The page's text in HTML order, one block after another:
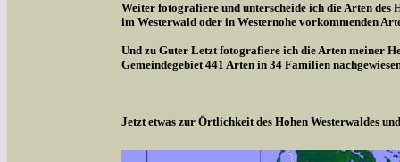
Weiter fotografiere und unterscheide ich die Arten des
im Westerwald oder in Westernohe vorkommenden
Und zu Guter Letzt fotografiere ich die Arten meiner
Gemeindegebiet 441 Arten in 34 Familien
Jetzt etwas zur Örtlichkeit des Hohen Westerwaldes